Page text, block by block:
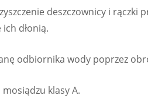
deszczownicy i rączki
dłonią.
odbiornika wody poprzez
klasy A.